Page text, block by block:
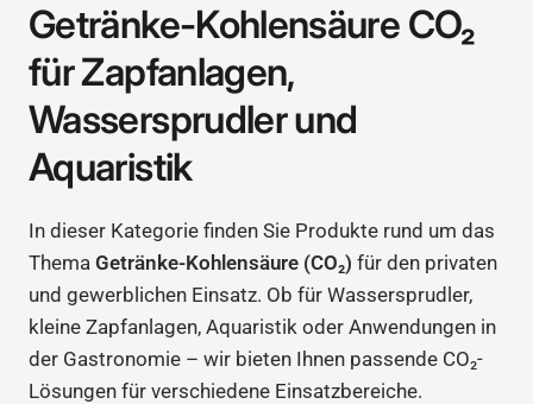
Getränke-Kohlensäure CO₂
für Zapfanlagen,
Wassersprudler und
Aquaristik
In dieser Kategorie finden Sie Produkte rund um das
ThemaGetränke-Kohlensäure (CO₂) für den privaten
und gewerblichen Einsatz. Ob für Wassersprudler,
kleine Zapfanlagen, Aquaristik oder Anwendungen in
der Gastronomie – wir bieten Ihnen passende CO₂-
Lösungen für verschiedene Einsatzbereiche.